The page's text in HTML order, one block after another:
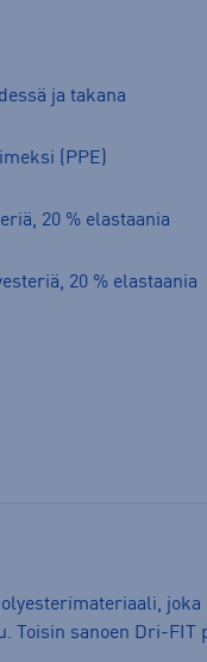
ja takana
(PPE)
20 % elastaania
20 % elastaania
joka
Toisin sanoen Dri-FIT